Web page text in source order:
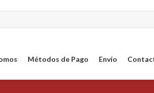
Métodos de Pago Envío